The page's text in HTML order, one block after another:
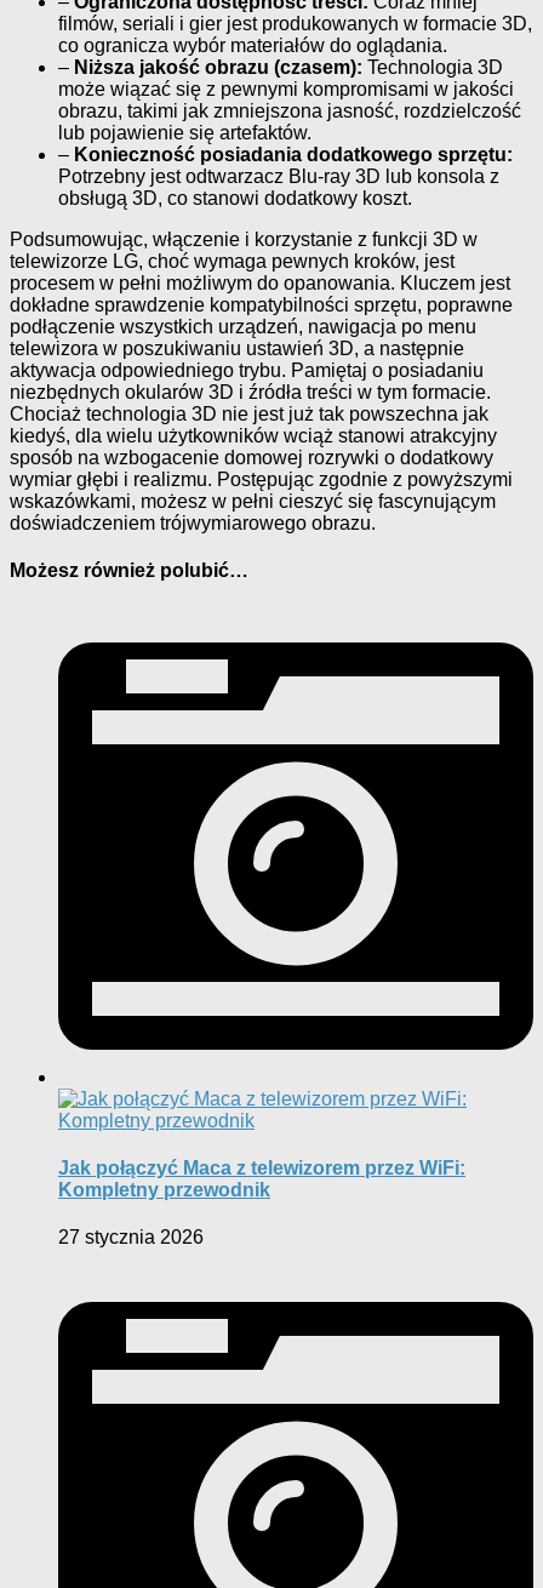
filmów, seriali i gier jest produkowanych w formacie 3D,
co ogranicza wybór materiałów do oglądania.
– Niższa jakość obrazu (czasem): Technologia 3D
może wiązać się z pewnymi kompromisami w jakości
obrazu, takimi jak zmniejszona jasność, rozdzielczość
lub pojawienie się artefaktów.
– Konieczność posiadania dodatkowego sprzętu:
Potrzebny jest odtwarzacz Blu-ray 3D lub konsola z
obsługą 3D, co stanowi dodatkowy koszt.
Podsumowując, włączenie i korzystanie z funkcji 3D w
telewizorze LG, choć wymaga pewnych kroków, jest
procesem w pełni możliwym do opanowania. Kluczem jest
dokładne sprawdzenie kompatybilności sprzętu, poprawne
podłączenie wszystkich urządzeń, nawigacja po menu
telewizora w poszukiwaniu ustawień 3D, a następnie
aktywacja odpowiedniego trybu. Pamiętaj o posiadaniu
niezbędnych okularów 3D i źródła treści w tym formacie.
Chociaż technologia 3D nie jest już tak powszechna jak
kiedyś, dla wielu użytkowników wciąż stanowi atrakcyjny
sposób na wzbogacenie domowej rozrywki o dodatkowy
wymiar głębi i realizmu. Postępując zgodnie z powyższymi
wskazówkami, możesz w pełni cieszyć się fascynującym
doświadczeniem trójwymiarowego obrazu.
Możesz również polubić…
Jak połączyć Maca z telewizorem przez WiFi:
Kompletny przewodnik
27 stycznia 2026